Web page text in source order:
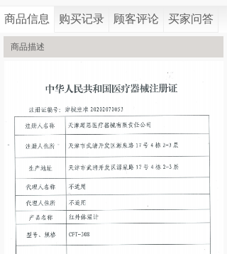
商品信息 购买记录 顾客评论 买家问答
商品描述